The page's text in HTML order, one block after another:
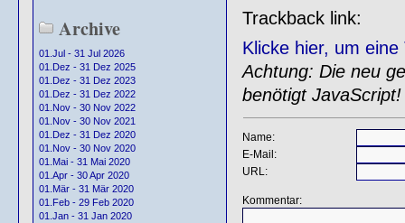
Archive
01.Jul - 31 Jul 2026
01.Dez - 31 Dez 2025
01.Dez - 31 Dez 2023
01.Dez - 31 Dez 2022
01.Nov - 30 Nov 2022
01.Nov - 30 Nov 2021
01.Dez - 31 Dez 2020
01.Nov - 30 Nov 2020
01.Mai - 31 Mai 2020
01.Apr - 30 Apr 2020
01.Mär - 31 Mär 2020
01.Feb - 29 Feb 2020
01.Jan - 31 Jan 2020
Trackback link:
Klicke hier, um
Achtung: Die neu
benötigt JavaScript!
Name:
E-Mail:
URL:
Kommentar: